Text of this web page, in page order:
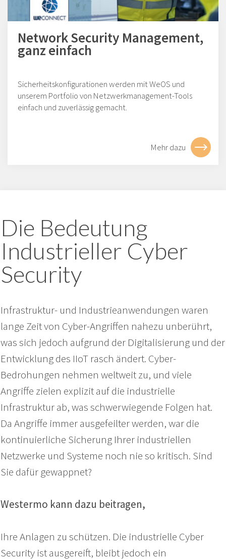
Network Security Management,
ganz einfach
Sicherheitskonfigurationen werden mit WeOS und
unserem Portfolio von Netzwerkmanagement-Tools
einfach und zuverlässig gemacht.
Mehr dazu
Die Bedeutung
Industrieller Cyber
Security
Infrastruktur- und Industrieanwendungen waren
lange Zeit von Cyber-Angriffen nahezu unberührt,
was sich jedoch aufgrund der Digitalisierung und der
Entwicklung des IIoT rasch ändert. Cyber-
Bedrohungen nehmen weltweit zu, und viele
Angriffe zielen explizit auf die industrielle
Infrastruktur ab, was schwerwiegende Folgen hat.
Da Angriffe immer ausgefeilter werden, war die
kontinuierliche Sicherung Ihrer industriellen
Netzwerke und Systeme noch nie so kritisch. Sind
Sie dafür gewappnet?
Westermo kann dazu beitragen,
Ihre Anlagen zu schützen. Die industrielle Cyber
Security ist ausgereift, bleibt jedoch ein